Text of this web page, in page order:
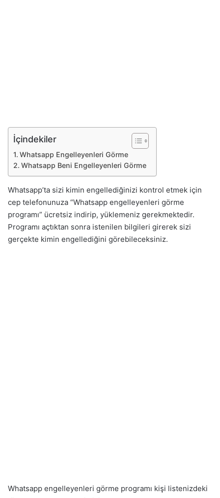
İçindekiler
Whatsapp Engelleyenleri Görme
Whatsapp Beni Engelleyenleri Görme
Whatsapp’ta sizi kimin engellediğinizi kontrol etmek için
cep telefonunuza “Whatsapp engelleyenleri görme
programı” ücretsiz indirip, yüklemeniz gerekmektedir.
Programı açtıktan sonra istenilen bilgileri girerek sizi
gerçekte kimin engellediğini görebileceksiniz.
Whatsapp engelleyenleri görme programı kişi listenizdeki